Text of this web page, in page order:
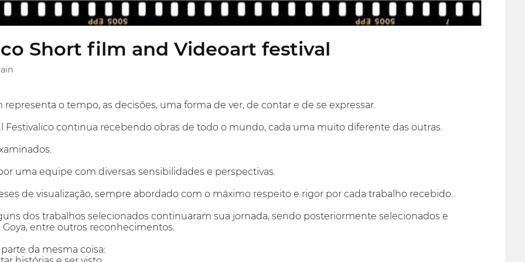
Short film and Videoart festival
o tempo, as decisões, uma forma de ver, de contar e de se expressar.
Festivalico continua recebendo obras de todo o mundo, cada uma muito diferente das outras.
uma equipe com diversas sensibilidades e perspectivas.
de visualização, sempre abordado com o máximo respeito e rigor por cada trabalho recebido.
dos trabalhos selecionados continuaram sua jornada, sendo posteriormente selecionados e
entre outros reconhecimentos.
da mesma coisa: